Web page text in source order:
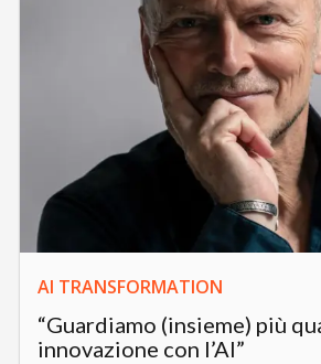
AI TRANSFORMATION
“Guardiamo (insieme) più
innovazione con l’AI”